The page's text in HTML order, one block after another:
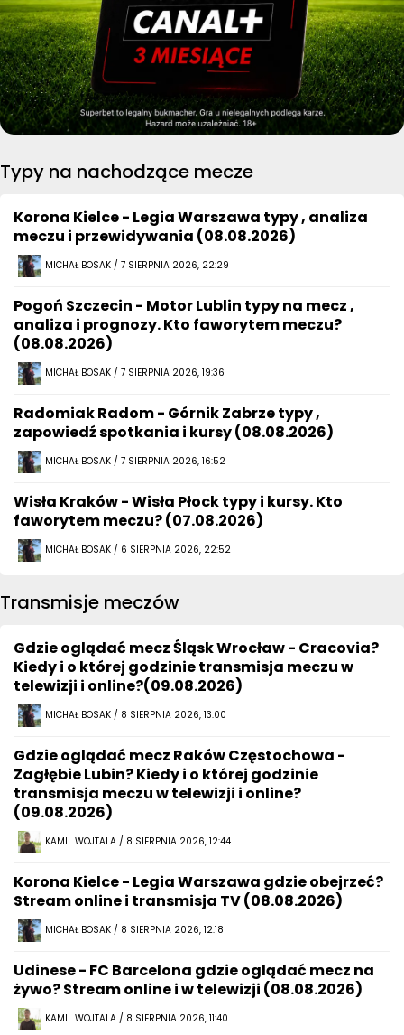
Typy na nachodzące mecze
Korona Kielce - Legia Warszawa typy , analiza
meczu i przewidywania (08.08.2026)
MICHAŁ BOSAK / 7 SIERPNIA 2026, 22:29
Pogoń Szczecin - Motor Lublin typy na mecz ,
analiza i prognozy. Kto faworytem meczu?
(08.08.2026)
MICHAŁ BOSAK / 7 SIERPNIA 2026, 19:36
Radomiak Radom - Górnik Zabrze typy ,
zapowiedź spotkania i kursy (08.08.2026)
MICHAŁ BOSAK / 7 SIERPNIA 2026, 16:52
Wisła Kraków - Wisła Płock typy i kursy. Kto
faworytem meczu? (07.08.2026)
MICHAŁ BOSAK / 6 SIERPNIA 2026, 22:52
Transmisje meczów
Gdzie oglądać mecz Śląsk Wrocław - Cracovia?
Kiedy i o której godzinie transmisja meczu w
telewizji i online?(09.08.2026)
MICHAŁ BOSAK / 8 SIERPNIA 2026, 13:00
Gdzie oglądać mecz Raków Częstochowa -
Zagłębie Lubin? Kiedy i o której godzinie
transmisja meczu w telewizji i online?
(09.08.2026)
KAMIL WOJTALA / 8 SIERPNIA 2026, 12:44
Korona Kielce - Legia Warszawa gdzie obejrzeć?
Stream online i transmisja TV (08.08.2026)
MICHAŁ BOSAK / 8 SIERPNIA 2026, 12:18
Udinese - FC Barcelona gdzie oglądać mecz na
żywo? Stream online i w telewizji (08.08.2026)
KAMIL WOJTALA / 8 SIERPNIA 2026, 11:40